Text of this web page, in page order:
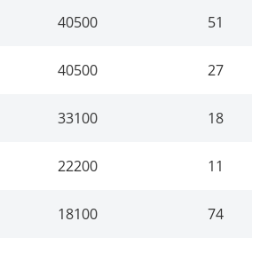
40500 51
40500 27
33100 18
22200 11
18100 74